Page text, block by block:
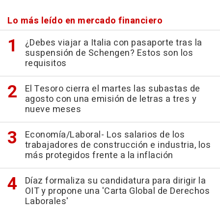
Lo más leído en mercado financiero
¿Debes viajar a Italia con pasaporte tras la
suspensión de Schengen? Estos son los
requisitos
El Tesoro cierra el martes las subastas de
agosto con una emisión de letras a tres y
nueve meses
Economía/Laboral- Los salarios de los
trabajadores de construcción e industria, los
más protegidos frente a la inflación
Díaz formaliza su candidatura para dirigir la
OIT y propone una 'Carta Global de Derechos
Laborales'